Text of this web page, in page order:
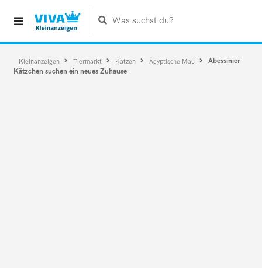
Was suchst du?
Kleinanzeigen Tiermarkt Katzen Ägyptische Mau
Abessinier
Kätzchen suchen ein neues Zuhause